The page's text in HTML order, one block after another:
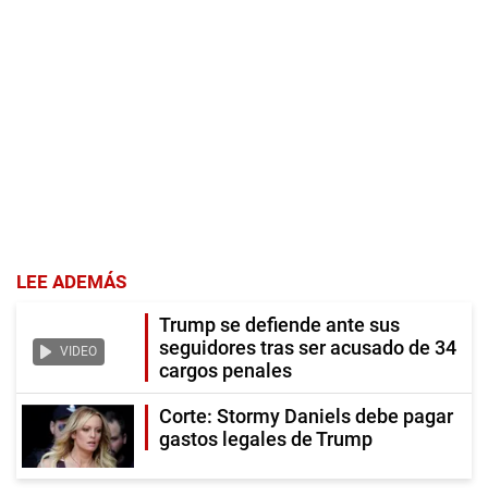
LEE ADEMÁS
VIDEO
Trump se defiende ante sus
seguidores tras ser acusado de 34
cargos penales
Corte: Stormy Daniels debe pagar
gastos legales de Trump